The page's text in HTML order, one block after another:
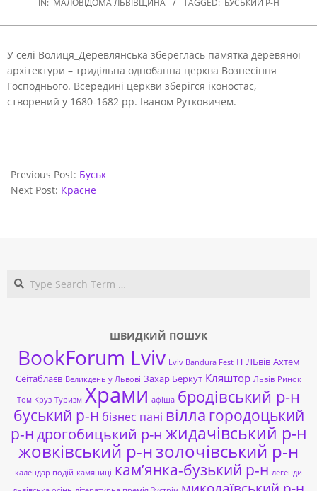
IN: МАЛОВІДОМА ЛЬВІВЩИНА TAGGED: БУСЬКИЙ Р-Н
У селі Волиця_Деревлянська збереглась памятка деревяної
архітектури – тридільна однобанна церква Вознесіння
Господнього. Всередині церкви зберігся іконостас,
створений у 1680-1682 рр. Іваном Рутковичем.
10-
08
Previous Post: Буськ
Next Post: Красне
ШВИДКИЙ ПОШУК
BookForum Lviv Lviv Bandura Fest ІТ ЛЬвів Ахтем
Сеітаблаєв Великдень у Львові Захар Беркут Кляштор Львів Ринок
Том Круз Туризм Храми афіша бродівський р-н
буський р-н бізнес пані вілла городоцький
р-ндрогобицький р-н жидачівський р-н
жовківський р-нзолочівський р-н
календар подій камяниці кам’янка-бузький р-н легенди